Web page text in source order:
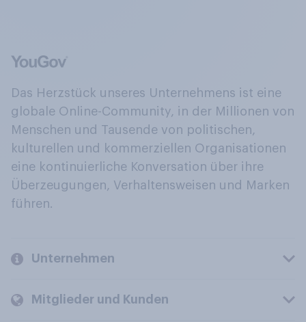
Das Herzstück unseres Unternehmens ist eine
globale Online-Community, in der Millionen von
Menschen und Tausende von politischen,
kulturellen und kommerziellen Organisationen
eine kontinuierliche Konversation über ihre
Überzeugungen, Verhaltensweisen und Marken
führen.
Unternehmen
Mitglieder und Kunden